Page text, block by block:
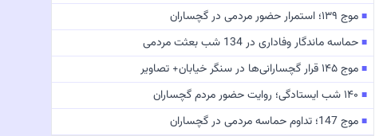
■ موج ۱۳۹؛ استمرار حضور مردمی در گچساران
■ حماسه ماندگار وفاداری در 134 شب بعثت مردمی
■ موج ۱۴۵ قرار گچسارانی‌ها در سنگر خیابان+ تصاویر
■ ۱۴۰ شب ایستادگی؛ روایت حضور مردم گچساران
■ موج 147؛ تداوم حماسه مردمی در گچساران